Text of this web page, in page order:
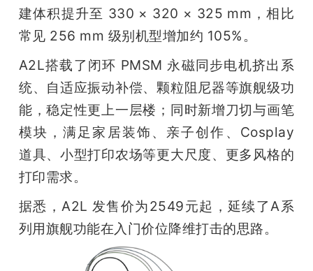
建体积提升至 330 × 320 × 325 mm，相比
常见 256 mm 级别机型增加约 105%。
A2L搭载了闭环 PMSM 永磁同步电机挤出系
统、自适应振动补偿、颗粒阻尼器等旗舰级功
能，稳定性更上一层楼；同时新增刀切与画笔
模块，满足家居装饰、亲子创作、Cosplay
道具、小型打印农场等更大尺度、更多风格的
打印需求。
据悉，A2L 发售价为2549元起，延续了A系
列用旗舰功能在入门价位降维打击的思路。